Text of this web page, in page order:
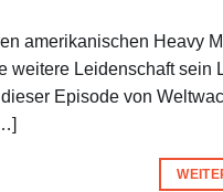
amerikanischen Heavy
weitere Leidenschaft sein
Episode von